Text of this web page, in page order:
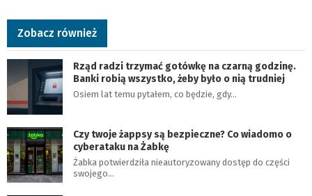
Zobacz również
Rząd radzi trzymać gotówkę na czarną godzinę.
Banki robią wszystko, żeby było o nią trudniej
Osiem lat temu pytałem, co będzie, gdy…
Czy twoje żappsy są bezpieczne? Co wiadomo o
cyberataku na Żabkę
Żabka potwierdziła nieautoryzowany dostęp do części
swojego…